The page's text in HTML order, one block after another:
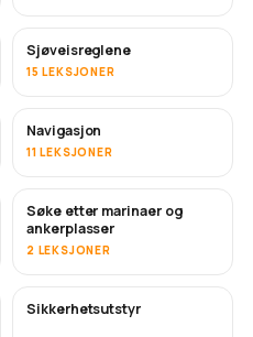
Sjøveisreglene
15 LEKSJONER
Navigasjon
11 LEKSJONER
Søke etter marinaer og
ankerplasser
2 LEKSJONER
Sikkerhetsutstyr